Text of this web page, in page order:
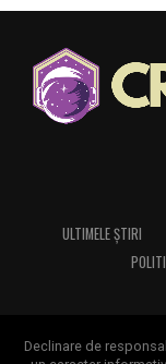
ULTIMELE ȘTIRI
Declinare de